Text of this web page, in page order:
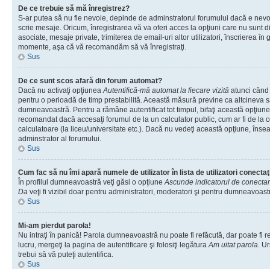
De ce trebuie să mă înregistrez?
S-ar putea să nu fie nevoie, depinde de adminstratorul forumului dacă e
scrie mesaje. Oricum, înregistrarea vă va oferi acces la opţiuni care nu sunt
asociate, mesaje private, trimiterea de email-uri altor utilizatori, înscrierea în
momente, aşa că vă recomandăm să vă înregistraţi.
Sus
De ce sunt scos afară din forum automat?
Dacă nu activaţi opţiuneaAutentifică-mă automat la fiecare vizită atunci
pentru o perioadă de timp prestabilită. Această măsură previne ca altcineva
dumneavoastră. Pentru a rămâne autentificat tot timpul, bifaţi această
recomandat dacă accesaţi forumul de la un calculator public, cum ar fi de la
calculatoare (la liceu/universitate etc.). Dacă nu vedeţi această opţiune,
adminstrator al forumului.
Sus
Cum fac să nu îmi apară numele de utilizator în lista de utilizatori
În profilul dumneavoastră veţi găsi o opţiuneAscunde indicatorul de
Da veţi fi vizibil doar pentru administratori, moderatori şi pentru
Sus
Mi-am pierdut parola!
Nu intraţi în panică! Parola dumneavoastră nu poate fi refăcută, dar poate fi
lucru, mergeţi la pagina de autentificare şi folosiţi legăturaAm uitat parola.
trebui să vă puteţi autentifica.
Sus